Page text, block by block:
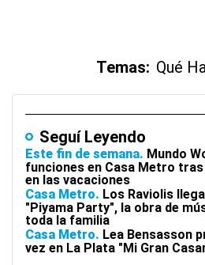
Temas: Qué
Seguí Leyendo
Este fin de semana Mundo
funciones en Casa Metro
en las vacaciones
Casa Metro Los Raviolis
"Piyama Party", la obra de
toda la familia
Casa Metro Lea Bensasson
vez en La Plata "Mi Gran